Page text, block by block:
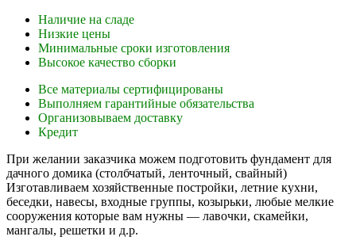
Наличие на сладе
Низкие цены
Минимальные сроки изготовления
Высокое качество сборки
Все материалы сертифицированы
Выполняем гарантийные обязательства
Организовываем доставку
Кредит
При желании заказчика можем подготовить фундамент для
дачного домика (столбчатый, ленточный, свайный)
Изготавливаем хозяйственные постройки, летние кухни,
беседки, навесы, входные группы, козырьки, любые мелкие
сооружения которые вам нужны — лавочки, скамейки,
мангалы, решетки и д.р.